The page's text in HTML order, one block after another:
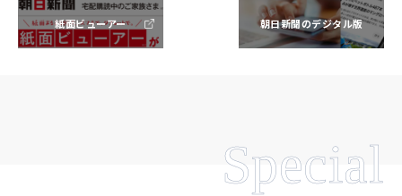
紙面ビューアー 朝日新聞のデジタル版
Special